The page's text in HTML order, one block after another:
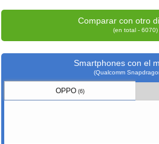
Comparar con otro
(en total - 6070)
Smartphones con el
(Qualcomm
OPPO (6)